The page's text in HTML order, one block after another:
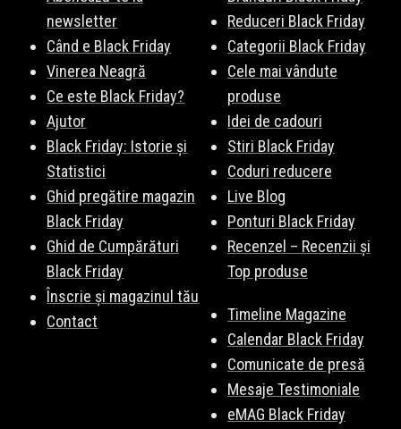
magazine recomandate sunt:
,TEZYO,Modivo,Esteto,
dEpurtat,evoMAG , și multe altele. Vezi lista completăaici.
newsletter
Când e Black Friday
Vinerea Neagră
Ce este Black Friday?
Ajutor
Black Friday: Istorie și
Statistici
Ghid pregătire magazin
Black Friday
Ghid de Cumpărături
Black Friday
Înscrie și magazinul tău
Contact
Reduceri Black Friday
Categorii Black Friday
Cele mai vândute
produse
Idei de cadouri
Stiri Black Friday
Coduri reducere
Live Blog
Ponturi Black Friday
Recenzel – Recenzii și
Top produse
Timeline Magazine
Calendar Black Friday
Comunicate de presă
Mesaje Testimoniale
eMAG Black Friday